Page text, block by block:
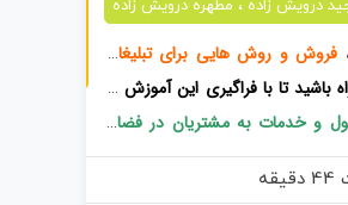
درویش زاده ، مطهره درویش زاده
فروش و روش هایی برای تبلیغات
باشید تا با فراگیری این آموزش ها
و خدمات به مشتریان در فضای